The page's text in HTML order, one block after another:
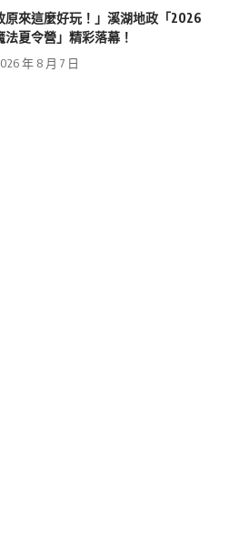
原來這麼好玩！」溪湖地政「2026
法夏令營」精彩落幕！
年 8 月 7 日